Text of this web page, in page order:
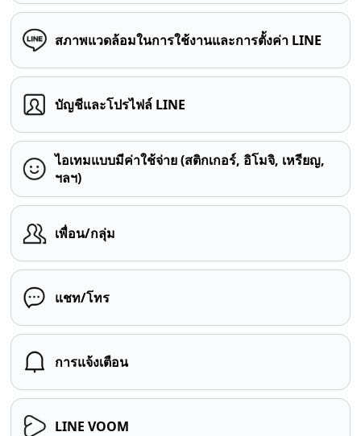
สภาพแวดล้อมในการใช้งานและการตั้งค่า LINE
บัญชีและโปรไฟล์ LINE
ไอเทมแบบมีค่าใช้จ่าย (สติกเกอร์, อิโมจิ, เหรียญ,
ฯลฯ)
เพื่อน/กลุ่ม
แชท/โทร
การแจ้งเตือน
LINE VOOM